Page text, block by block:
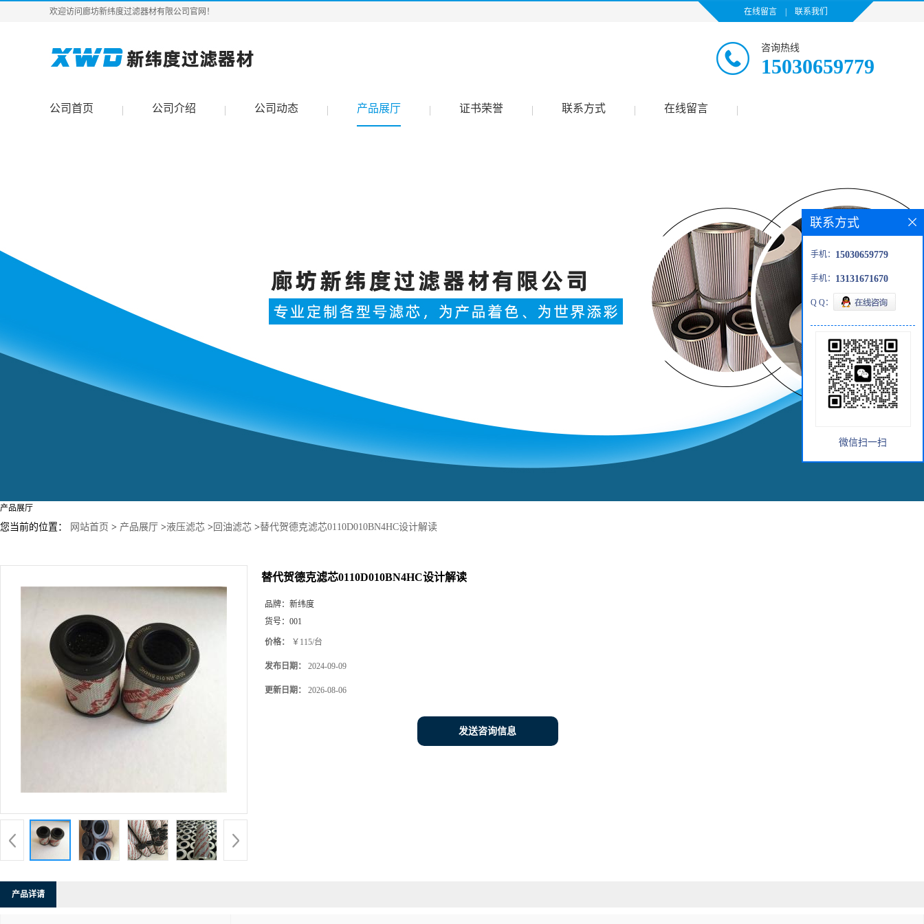
欢迎访问廊坊新纬度过滤器材有限公司官网！ 在线留言 联系我们
咨询热线
15030659779
公司首页 公司介绍 公司动态 产品展厅 证书荣誉 联系方式 在线留言
产品展厅
您当前的位置： 网站首页 > 产品展厅 >液压滤芯 > 回油滤芯 >替代贺德克滤芯0110D010BN4HC设计解读
替代贺德克滤芯0110D010BN4HC设计解读
品牌： 新纬度
货号： 001
价格： ￥115/台
发布日期： 2024-09-09
更新日期： 2026-08-06
发送咨询信息
产品详请
联系方式
手机： 15030659779
手机： 13131671670
Q Q：
微信扫一扫